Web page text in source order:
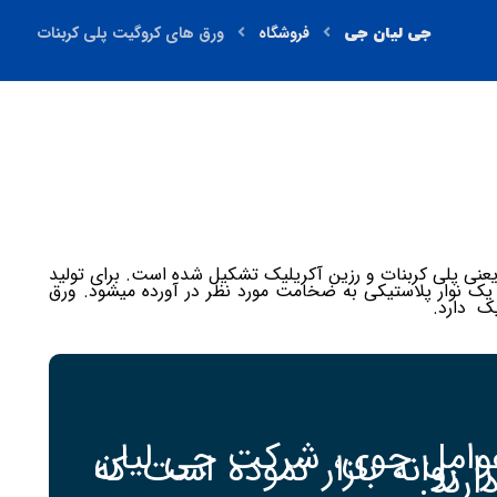
فروشگاه ورق های کروگیت پلی کربنات
پلی کربنات و رزین آکریلیک تشکیل شده است. برای تولید
نوار پلاستیکی به ضخامت مورد نظر در آورده میشود. ورق
دارد.
عوامل جوی، شرکت جی لیان
بازار نموده است که